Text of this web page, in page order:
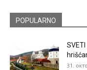
POPULARNO
31.